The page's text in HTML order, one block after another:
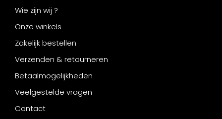
Wie zijn wij ?
Onze winkels
Zakelijk bestellen
Verzenden & retourneren
Betaalmogelijkheden
Veelgestelde vragen
Contact